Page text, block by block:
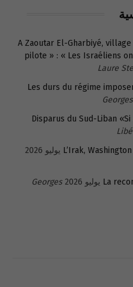
A Zaoutar El-Gharbiyé,
pilote » : « Les Israéliens
Laure
Les durs du régime
Disparus du Sud-Liban
L’Irak,
La
Georges